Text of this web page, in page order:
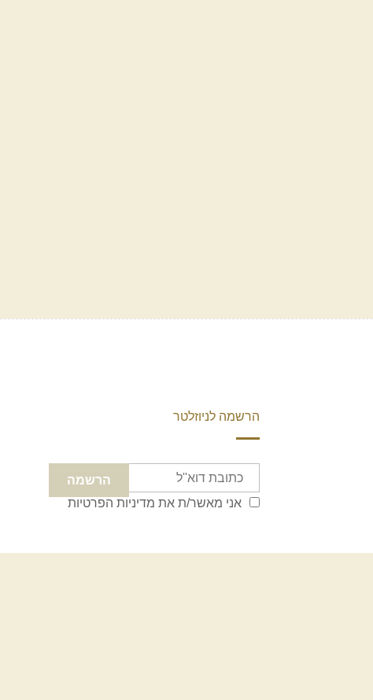
הרשמה לניוזלטר
אני מאשר/ת את מדיניות הפרטיות